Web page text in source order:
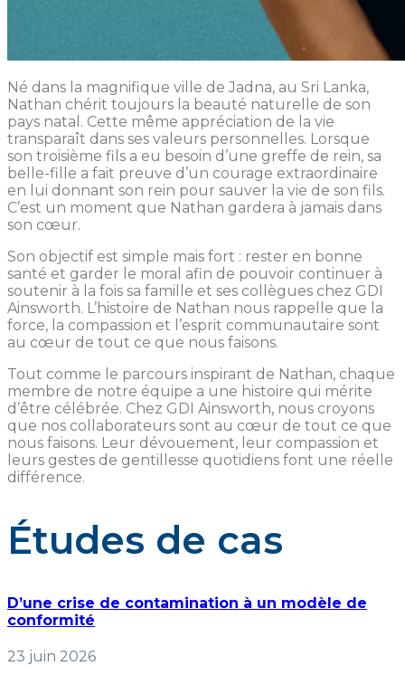
Né dans la magnifique ville de Jadna, au Sri Lanka,
Nathan chérit toujours la beauté naturelle de son
pays natal. Cette même appréciation de la vie
transparaît dans ses valeurs personnelles. Lorsque
son troisième fils a eu besoin d’une greffe de rein, sa
belle-fille a fait preuve d’un courage extraordinaire
en lui donnant son rein pour sauver la vie de son fils.
C’est un moment que Nathan gardera à jamais dans
son cœur.
Son objectif est simple mais fort : rester en bonne
santé et garder le moral afin de pouvoir continuer à
soutenir à la fois sa famille et ses collègues chez GDI
Ainsworth. L’histoire de Nathan nous rappelle que la
force, la compassion et l’esprit communautaire sont
au cœur de tout ce que nous faisons.
Tout comme le parcours inspirant de Nathan, chaque
membre de notre équipe a une histoire qui mérite
d’être célébrée. Chez GDI Ainsworth, nous croyons
que nos collaborateurs sont au cœur de tout ce que
nous faisons. Leur dévouement, leur compassion et
leurs gestes de gentillesse quotidiens font une réelle
différence.
Études de cas
D’une crise de contamination à un modèle de
conformité
23 juin 2026